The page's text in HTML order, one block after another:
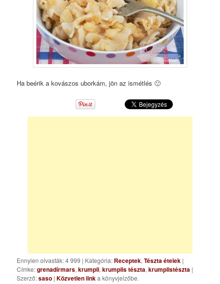
Ha beérik a kovászos uborkám, jön az ismétlés 🙂
Ennyien olvasták: 4 999 | Kategória: Receptek,Tészta ételek |
Címke:grenadírmars,krumpli,krumplis tészta,krumplistészta |
Szerző:saso |Közvetlen linka könyvjelzőbe.